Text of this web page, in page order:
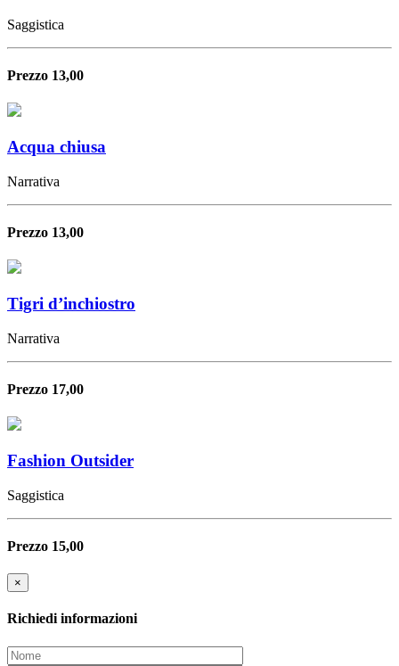
Saggistica
Prezzo 13,00
Acqua chiusa
Narrativa
Prezzo 13,00
Tigri d’inchiostro
Narrativa
Prezzo 17,00
Fashion Outsider
Saggistica
Prezzo 15,00
×
Richiedi informazioni